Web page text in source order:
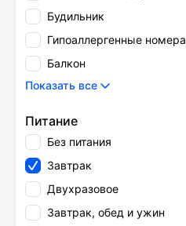
Будильник
Гипоаллергенные номера
Балкон
Показать все
Питание
Без питания
Завтрак
Двухразовое
Завтрак, обед и ужин